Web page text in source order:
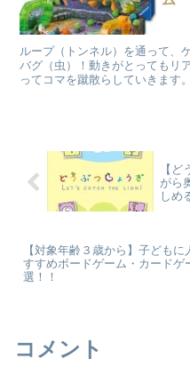
ループ（トンネル）を通って、
バグ（虫）！動きがとってもリ
ってコマを蹴散らしていきます
【
がら
しめ
【対象年齢３歳から】子どもに
すすめボードゲーム・カードゲ
選！！
コメント